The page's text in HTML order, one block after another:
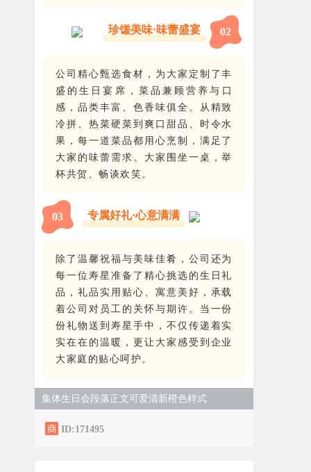
珍馐美味·味蕾盛宴 02
公司精心甄选食材，为大家定制了丰
盛的生日宴席，菜品兼顾营养与口
感，品类丰富、色香味俱全。从精致
冷拼、热菜硬菜到爽口甜品、时令水
果，每一道菜品都用心烹制，满足了
大家的味蕾需求。大家围坐一桌，举
杯共贺、畅谈欢笑。
03 专属好礼·心意满满
除了温馨祝福与美味佳肴，公司还为
每一位寿星准备了精心挑选的生日礼
品，礼品实用贴心、寓意美好，承载
着公司对员工的关怀与期许。当一份
份礼物送到寿星手中，不仅传递着实
实在在的温暖，更让大家感受到企业
大家庭的贴心呵护。
集体生日会段落正文可爱清新橙色样式
ID:171495